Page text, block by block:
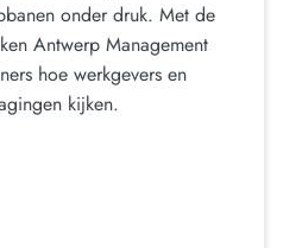
onder druk. Met de
Antwerp Management
hoe werkgevers en
kijken.